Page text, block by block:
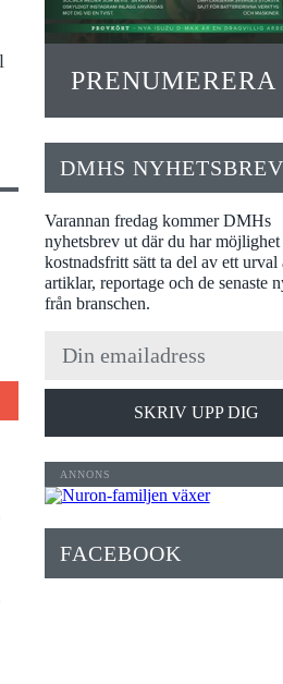
PRENUMERERA
DMHS NYHETSBREV
Varannan fredag kommer DMHs
nyhetsbrev ut där du har möjlighet
kostnadsfritt sätt ta del av ett urval
artiklar, reportage och de senaste
från branschen.
SKRIV UPP DIG
FACEBOOK